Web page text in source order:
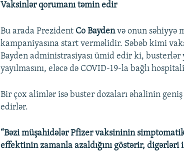
Vaksinlər qorumanı təmin edir
Bu arada Prezident Co Baydenvə onun səhiyyə
kampaniyasına start verməlidir. Səbəb kimi
Bayden administrasiyası ümid edir ki,
yayılmasını, eləcə də COVID-19-la bağlı
Bir çox alimlər isə buster dozaları əhalinin
edirlər.
“Bəzi müşahidələr Pfizer vaksininin
effektinin zamanla azaldığını göstərir, digərləri